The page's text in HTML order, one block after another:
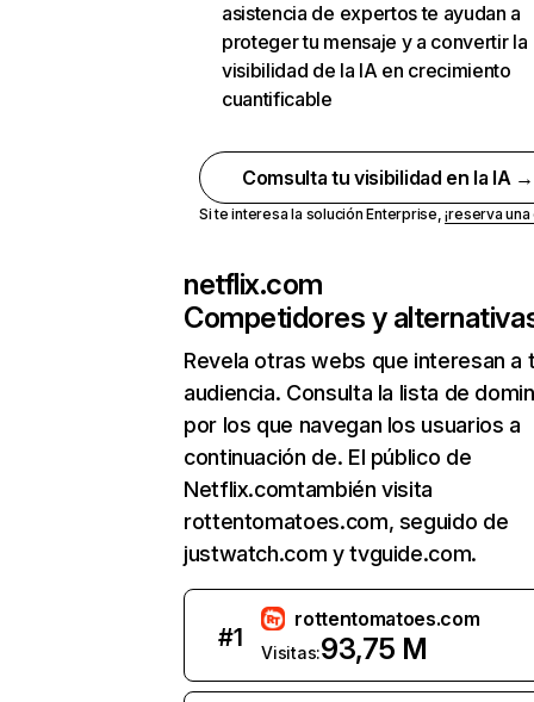
asistencia de expertos te ayudan a
proteger tu mensaje y a convertir la
visibilidad de la IA en crecimiento
cuantificable
Comsulta tu visibilidad en la IA →
Si te interesa la solución Enterprise,¡reserva
netflix.com
Competidores y
Revela otras webs que interesan a
audiencia. Consulta la lista de
por los que navegan los usuarios a
continuación de. El público de
Netflix.comtambién visita
rottentomatoes.com, seguido de
justwatch.com y tvguide.com.
#1
rottentomatoes.com
Visitas:93,75 M